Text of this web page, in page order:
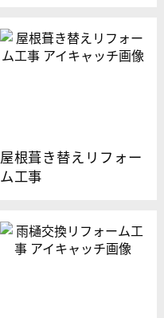
屋根葺き替えリフォー
ム工事